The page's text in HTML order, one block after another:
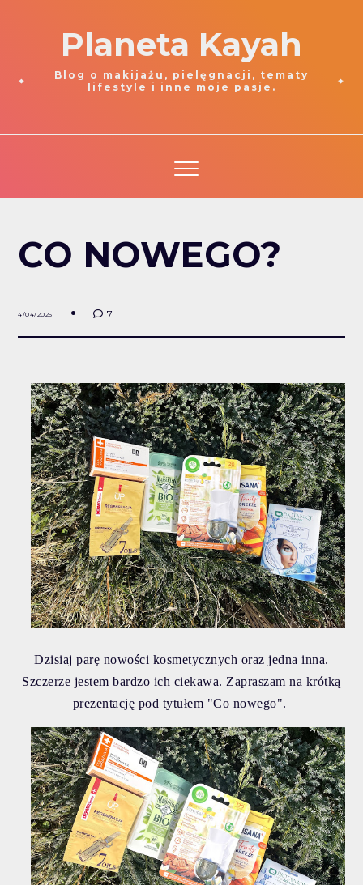
Planeta Kayah
Blog o makijażu, pielęgnacji, tematy
lifestyle i inne moje pasje.
CO NOWEGO?
4/04/2025 7
Dzisiaj parę nowości kosmetycznych oraz jedna inna.
Szczerze jestem bardzo ich ciekawa. Zapraszam na krótką
prezentację pod tytułem "Co nowego".